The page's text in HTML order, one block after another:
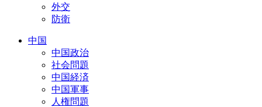
外交
防衛
中国
中国政治
社会問題
中国経済
中国軍事
人権問題